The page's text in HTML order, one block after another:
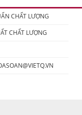
CHẤT LƯỢNG
CHẤT LƯỢNG